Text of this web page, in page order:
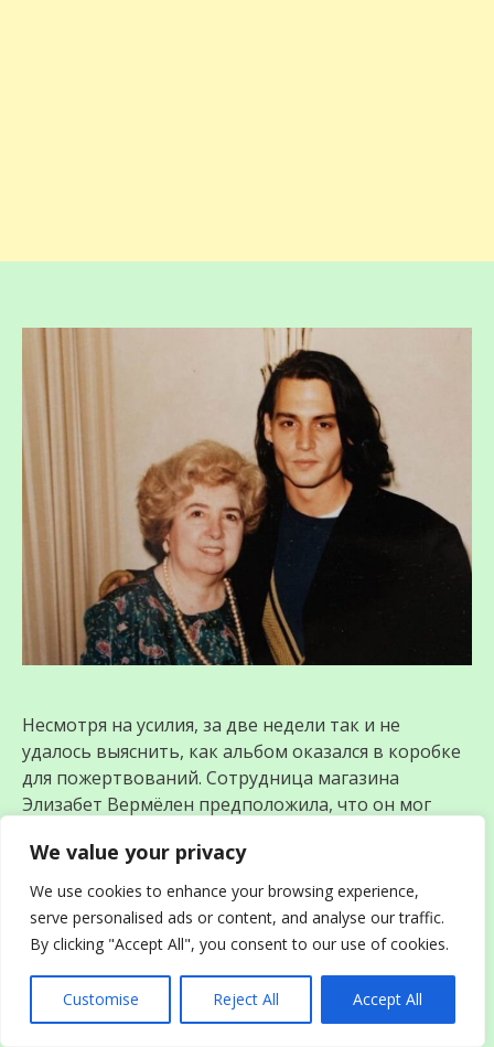
We value your privacy
We use cookies to enhance your browsing experience,
serve personalised ads or content, and analyse our traffic.
By clicking "Accept All", you consent to our use of cookies.
Customise Reject All Accept All
Несмотря на усилия, за две недели так и не
удалось выяснить, как альбом оказался в коробке
для пожертвований. Сотрудница магазина
Элизабет Вермёлен предположила, что он мог
после смерти одной из родственниц Марии.